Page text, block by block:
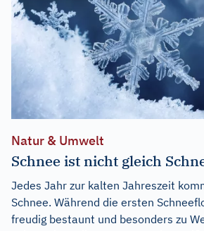
Natur & Umwelt
Schnee ist nicht gleich
Jedes Jahr zur kalten Jahreszeit
Schnee. Während die ersten
freudig bestaunt und besonders zu